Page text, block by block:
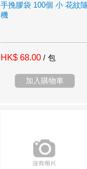
手挽膠袋 100個 小 花紋
機
HK$ 68.00 / 包
加入購物車